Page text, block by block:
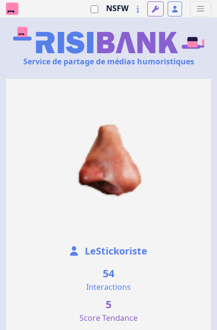
NSFW
Service de partage de médias humoristiques
LeStickoriste
54
Interactions
5
Score Tendance